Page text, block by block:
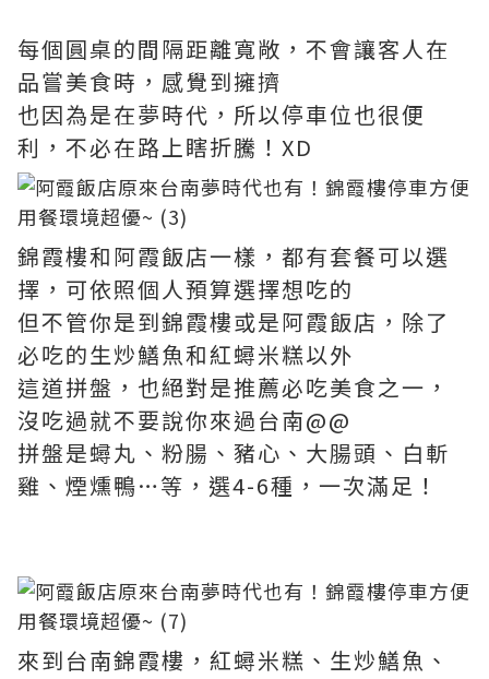
每個圓桌的間隔距離寬敞，不會讓客人在
品嘗美食時，感覺到擁擠
也因為是在夢時代，所以停車位也很便
利，不必在路上瞎折騰！XD
錦霞樓和阿霞飯店一樣，都有套餐可以選
擇，可依照個人預算選擇想吃的
但不管你是到錦霞樓或是阿霞飯店，除了
必吃的生炒鱔魚和紅蟳米糕以外
這道拼盤，也絕對是推薦必吃美食之一，
沒吃過就不要說你來過台南@@
拼盤是蟳丸、粉腸、豬心、大腸頭、白斬
雞、煙燻鴨…等，選4-6種，一次滿足！
來到台南錦霞樓，紅蟳米糕、生炒鱔魚、